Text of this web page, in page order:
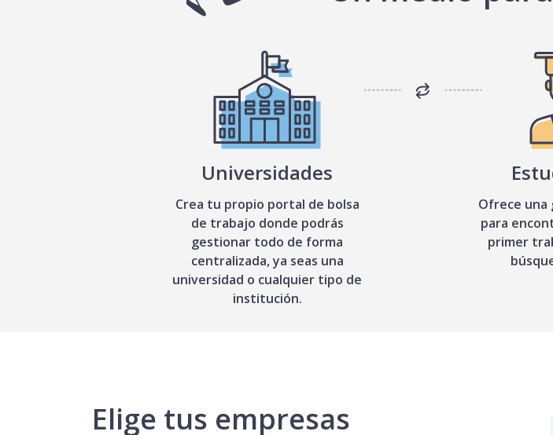
Universidades
Crea tu propio portal de bolsa
de trabajo donde podrás
gestionar todo de forma
centralizada, ya seas una
universidad o cualquier tipo de
institución.
Ofrece una
para
primer
Elige tus empresas